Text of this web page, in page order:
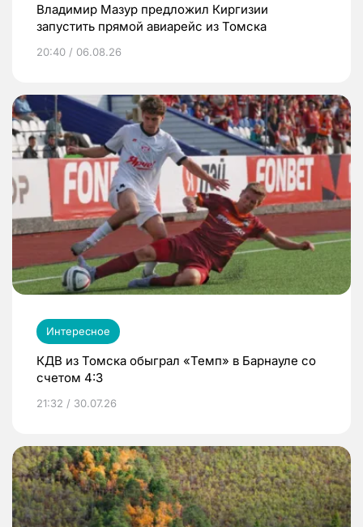
Владимир Мазур предложил Киргизии
запустить прямой авиарейс из Томска
20:40 / 06.08.26
Интересное
КДВ из Томска обыграл «Темп» в Барнауле со
счетом 4:3
21:32 / 30.07.26